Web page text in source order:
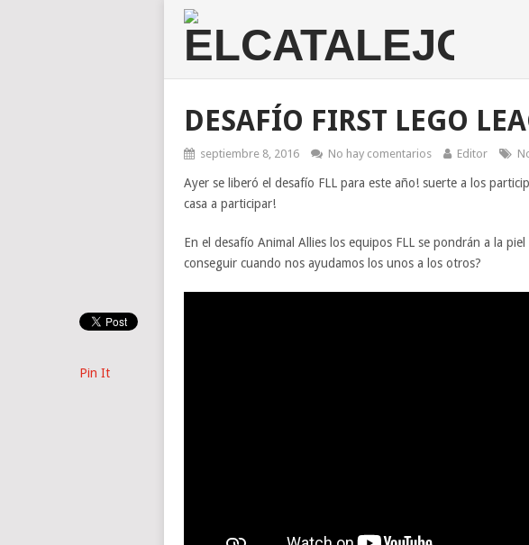
DESAFÍO FIRST LEGO
septiembre 8, 2016 No hay comentarios Editor
Ayer se liberó el desafío FLL para este año! suerte a los
casa a participar!
En el desafío Animal Allies los equipos FLL se pondrán a la
conseguir cuando nos ayudamos los unos a los otros?
Pin It